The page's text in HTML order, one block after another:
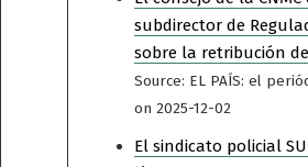
subdirector de
sobre la retribución
Source: EL PAÍS: el
on 2025-12-02
El sindicato policial